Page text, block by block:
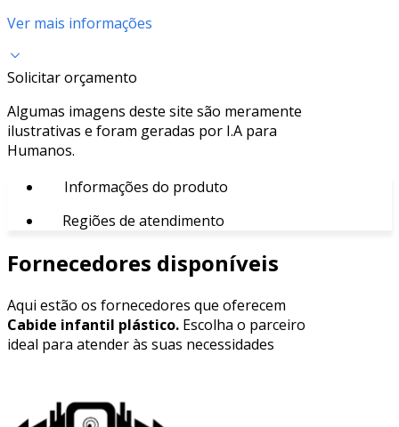
Ver mais informações
Solicitar orçamento
Algumas imagens deste site são meramente
ilustrativas e foram geradas por I.A para
Humanos.
Informações do produto
Regiões de atendimento
Fornecedores disponíveis
Aqui estão os fornecedores que oferecem
Cabide infantil plástico. Escolha o parceiro
ideal para atender às suas necessidades